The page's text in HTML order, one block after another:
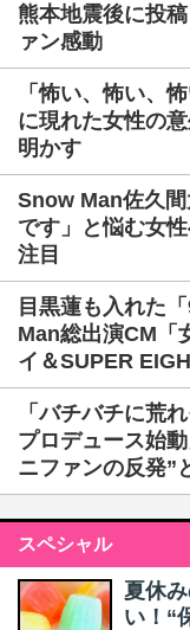
熊本地震後に投
ァン感動
「怖い、怖い、
に現れた女性の
明かす
Snow Man佐久
です」と悩む女
注目
目黒蓮も入れた
Man総出演CM「
イ＆SUPER
「バチバチに荒
プロデュース始
ニファンの反発”
スペシャル
夏休
い！“